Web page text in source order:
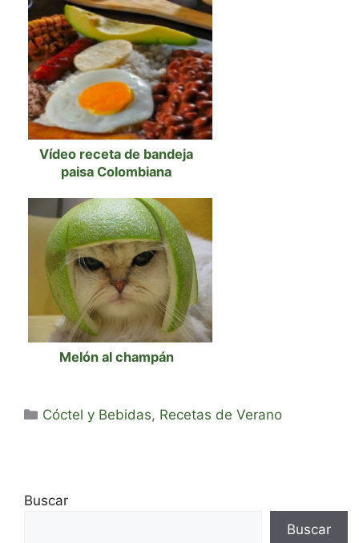
Vídeo receta de bandeja
paisa Colombiana
Melón al champán
Categorías
Cóctel y Bebidas, Recetas de Verano
Buscar
Buscar